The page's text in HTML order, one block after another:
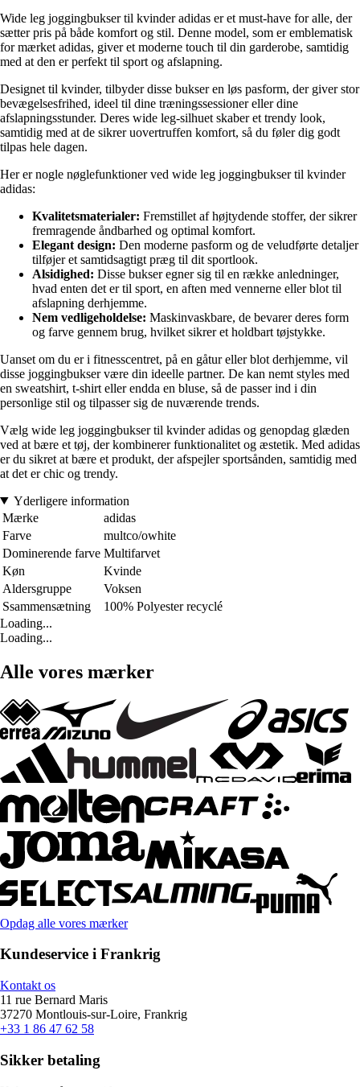
Wide leg joggingbukser til kvinder adidas er et must-have for alle, der
sætter pris på både komfort og stil. Denne model, som er emblematisk
for mærket adidas, giver et moderne touch til din garderobe, samtidig
med at den er perfekt til sport og afslapning.
Designet til kvinder, tilbyder disse bukser en løs pasform, der giver stor
bevægelsesfrihed, ideel til dine træningssessioner eller dine
afslapningsstunder. Deres wide leg-silhuet skaber et trendy look,
samtidig med at de sikrer uovertruffen komfort, så du føler dig godt
tilpas hele dagen.
Her er nogle nøglefunktioner ved wide leg joggingbukser til kvinder
adidas:
Kvalitetsmaterialer: Fremstillet af højtydende stoffer, der sikrer
fremragende åndbarhed og optimal komfort.
Elegant design: Den moderne pasform og de veludførte detaljer
tilføjer et samtidsagtigt præg til dit sportlook.
Alsidighed: Disse bukser egner sig til en række anledninger,
hvad enten det er til sport, en aften med vennerne eller blot til
afslapning derhjemme.
Nem vedligeholdelse: Maskinvaskbare, de bevarer deres form
og farve gennem brug, hvilket sikrer et holdbart tøjstykke.
Uanset om du er i fitnesscentret, på en gåtur eller blot derhjemme, vil
disse joggingbukser være din ideelle partner. De kan nemt styles med
en sweatshirt, t-shirt eller endda en bluse, så de passer ind i din
personlige stil og tilpasser sig de nuværende trends.
Vælg wide leg joggingbukser til kvinder adidas og genopdag glæden
ved at bære et tøj, der kombinerer funktionalitet og æstetik. Med adidas
er du sikret at bære et produkt, der afspejler sportsånden, samtidig med
at det er chic og trendy.
Yderligere information
Mærke
adidas
Farve
multco/owhite
Dominerende farve Multifarvet
Køn
Kvinde
Aldersgruppe
Voksen
Ssammensætning
100% Polyester recyclé
Loading...
Loading...
Alle vores mærker
Opdag alle vores mærker
Kundeservice i Frankrig
Kontakt os
11 rue Bernard Maris
37270 Montlouis-sur-Loire, Frankrig
+33 1 86 47 62 58
Sikker betaling